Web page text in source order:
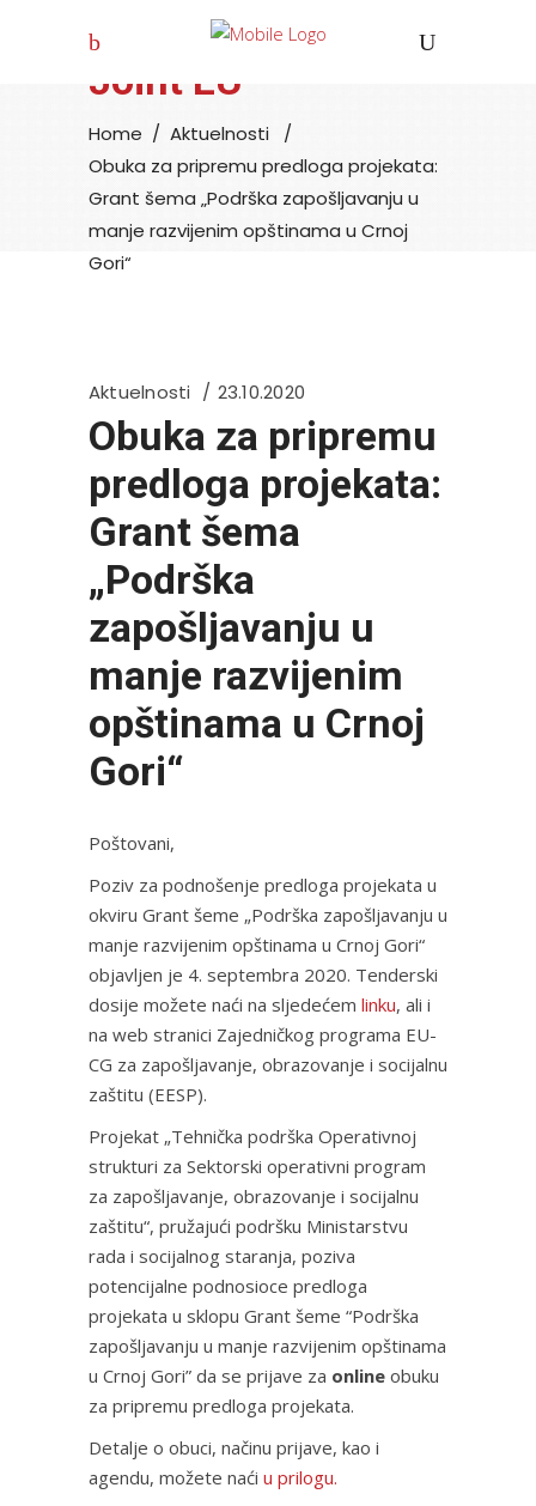
Joint EU
Home / Aktuelnosti
/
Obuka za pripremu predloga projekata:
Grant šema „Podrška zapošljavanju u
manje razvijenim opštinama u Crnoj
Gori“
Aktuelnosti 23.10.2020
Obuka za pripremu
predloga projekata:
Grant šema
„Podrška
zapošljavanju u
manje razvijenim
opštinama u Crnoj
Gori“
Poštovani,
Poziv za podnošenje predloga projekata u
okviru Grant šeme „Podrška zapošljavanju u
manje razvijenim opštinama u Crnoj Gori“
objavljen je 4. septembra 2020. Tenderski
dosije možete naći na sljedećem linku, ali i
na web stranici Zajedničkog programa EU-
CG za zapošljavanje, obrazovanje i socijalnu
zaštitu (EESP).
Projekat „Tehnička podrška Operativnoj
strukturi za Sektorski operativni program
za zapošljavanje, obrazovanje i socijalnu
zaštitu“, pružajući podršku Ministarstvu
rada i socijalnog staranja, poziva
potencijalne podnosioce predloga
projekata u sklopu Grant šeme “Podrška
zapošljavanju u manje razvijenim opštinama
u Crnoj Gori” da se prijave za online obuku
za pripremu predloga projekata.
Detalje o obuci, načinu prijave, kao i
agendu, možete naći u prilogu.